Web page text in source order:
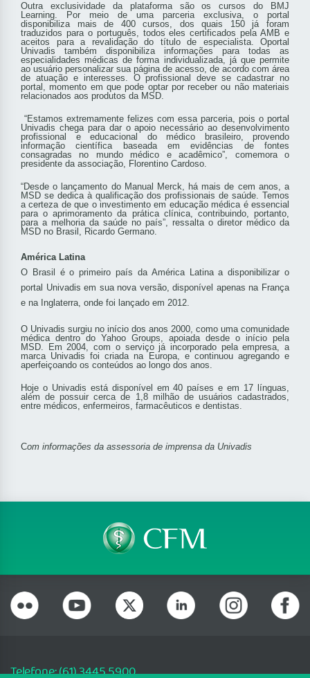
Outra exclusividade da plataforma são os cursos do BMJ
Learning. Por meio de uma parceria exclusiva, o portal
disponibiliza mais de 400 cursos, dos quais 150 já foram
traduzidos para o português, todos eles certificados pela AMB e
aceitos para a revalidação do título de especialista. Oportal
Univadis também disponibiliza informações para todas as
especialidades médicas de forma individualizada, já que permite
ao usuário personalizar sua página de acesso, de acordo com área
de atuação e interesses. O profissional deve se cadastrar no
portal, momento em que pode optar por receber ou não materiais
relacionados aos produtos da MSD.
“Estamos extremamente felizes com essa parceria, pois o portal
Univadis chega para dar o apoio necessário ao desenvolvimento
profissional e educacional do médico brasileiro, provendo
informação científica baseada em evidências de fontes
consagradas no mundo médico e acadêmico”, comemora o
presidente da associação, Florentino Cardoso.
“Desde o lançamento do Manual Merck, há mais de cem anos, a
MSD se dedica à qualificação dos profissionais de saúde. Temos
a certeza de que o investimento em educação médica é essencial
para o aprimoramento da prática clínica, contribuindo, portanto,
para a melhoria da saúde no país”, ressalta o diretor médico da
MSD no Brasil, Ricardo Germano.
América Latina
O Brasil é o primeiro país da América Latina a disponibilizar o
portal Univadis em sua nova versão, disponível apenas na França
e na Inglaterra, onde foi lançado em 2012.
O Univadis surgiu no início dos anos 2000, como uma comunidade
médica dentro do Yahoo Groups, apoiada desde o início pela
MSD. Em 2004, com o serviço já incorporado pela empresa, a
marca Univadis foi criada na Europa, e continuou agregando e
aperfeiçoando os conteúdos ao longo dos anos.
Hoje o Univadis está disponível em 40 países e em 17 línguas,
além de possuir cerca de 1,8 milhão de usuários cadastrados,
entre médicos, enfermeiros, farmacêuticos e dentistas.
Com informações da assessoria de imprensa da Univadis
Telefone: (61) 3445 5900